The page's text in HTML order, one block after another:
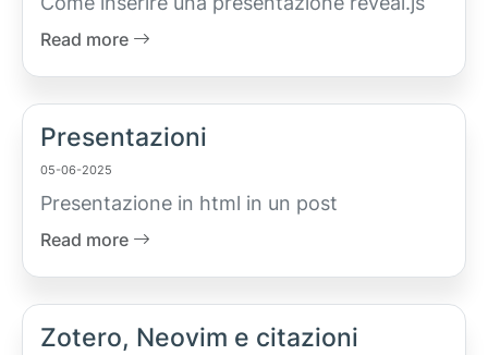
Read more
Presentazioni
05-06-2025
Presentazione in html in un post
Read more
Zotero, Neovim e citazioni